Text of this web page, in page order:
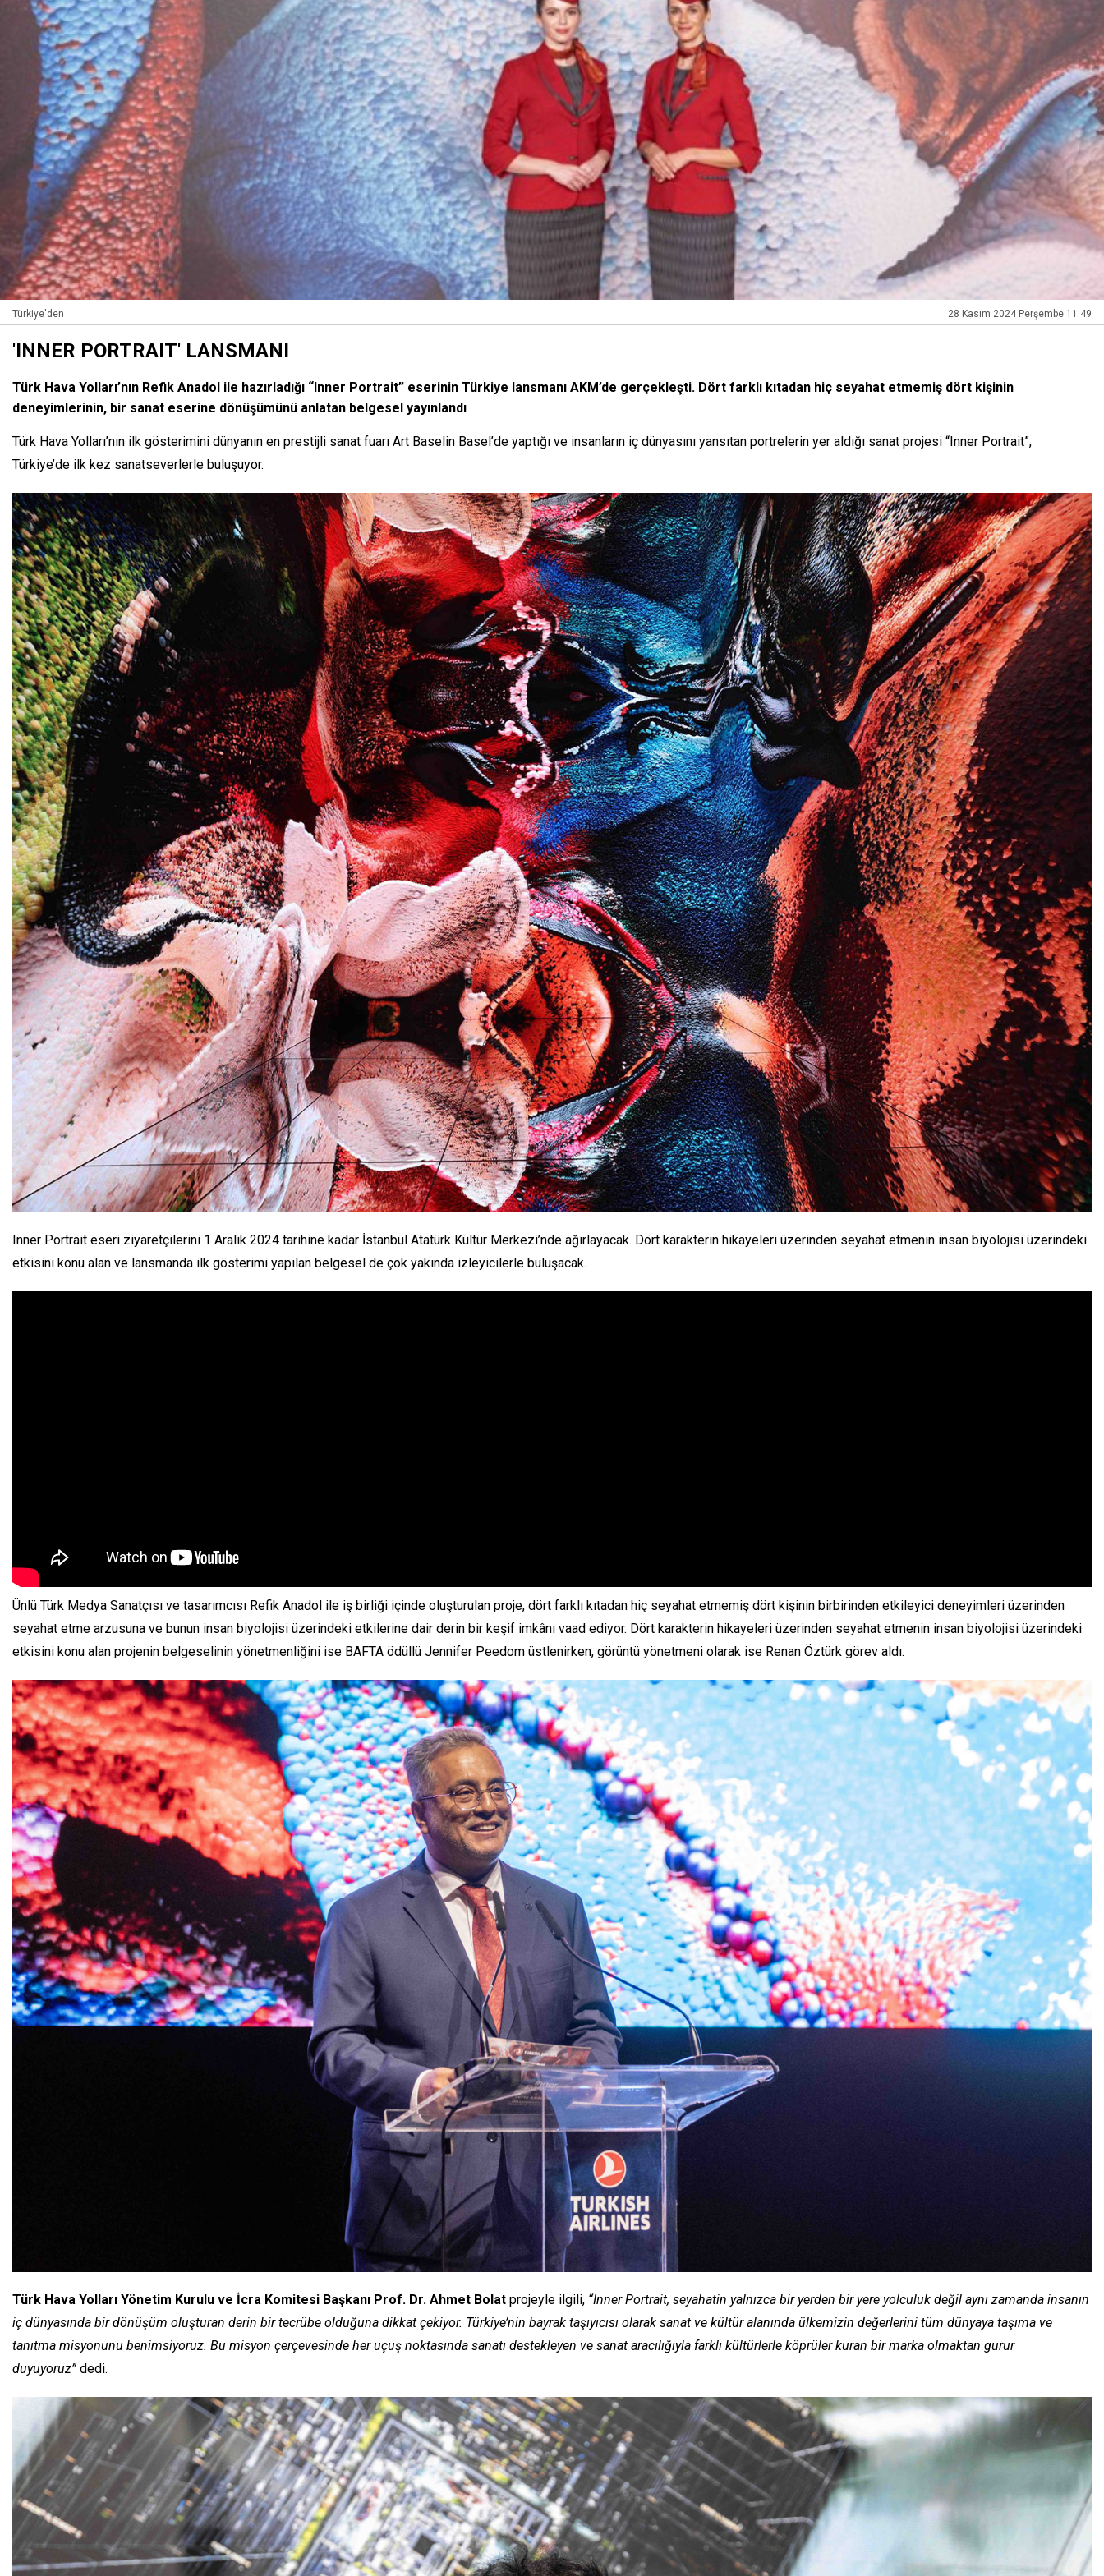
Türkiye'den 28 Kasım 2024 Perşembe 11:49
'INNER PORTRAIT' LANSMANI
Türk Hava Yolları’nın Refik Anadol ile hazırladığı “Inner Portrait” eserinin Türkiye lansmanı AKM’de gerçekleşti. Dört farklı kıtadan hiç seyahat etmemiş dört kişinin
deneyimlerinin, bir sanat eserine dönüşümünü anlatan belgesel yayınlandı
Türk Hava Yolları’nın ilk gösterimini dünyanın en prestijli sanat fuarı Art Baselin Basel’de yaptığı ve insanların iç dünyasını yansıtan portrelerin yer aldığı sanat projesi “Inner Portrait”,
Türkiye’de ilk kez sanatseverlerle buluşuyor.
Inner Portrait eseri ziyaretçilerini 1 Aralık 2024 tarihine kadar İstanbul Atatürk Kültür Merkezi’nde ağırlayacak. Dört karakterin hikayeleri üzerinden seyahat etmenin insan biyolojisi üzerindeki
etkisini konu alan ve lansmanda ilk gösterimi yapılan belgesel de çok yakında izleyicilerle buluşacak.
Ünlü Türk Medya Sanatçısı ve tasarımcısı Refik Anadol ile iş birliği içinde oluşturulan proje, dört farklı kıtadan hiç seyahat etmemiş dört kişinin birbirinden etkileyici deneyimleri üzerinden
seyahat etme arzusuna ve bunun insan biyolojisi üzerindeki etkilerine dair derin bir keşif imkânı vaad ediyor. Dört karakterin hikayeleri üzerinden seyahat etmenin insan biyolojisi üzerindeki
etkisini konu alan projenin belgeselinin yönetmenliğini ise BAFTA ödüllü Jennifer Peedom üstlenirken, görüntü yönetmeni olarak ise Renan Öztürk görev aldı.
Türk Hava Yolları Yönetim Kurulu ve İcra Komitesi Başkanı Prof. Dr. Ahmet Bolat projeyle ilgili, “Inner Portrait, seyahatin yalnızca bir yerden bir yere yolculuk değil aynı zamanda insanın
iç dünyasında bir dönüşüm oluşturan derin bir tecrübe olduğuna dikkat çekiyor. Türkiye’nin bayrak taşıyıcısı olarak sanat ve kültür alanında ülkemizin değerlerini tüm dünyaya taşıma ve
tanıtma misyonunu benimsiyoruz. Bu misyon çerçevesinde her uçuş noktasında sanatı destekleyen ve sanat aracılığıyla farklı kültürlerle köprüler kuran bir marka olmaktan gurur
duyuyoruz”dedi.